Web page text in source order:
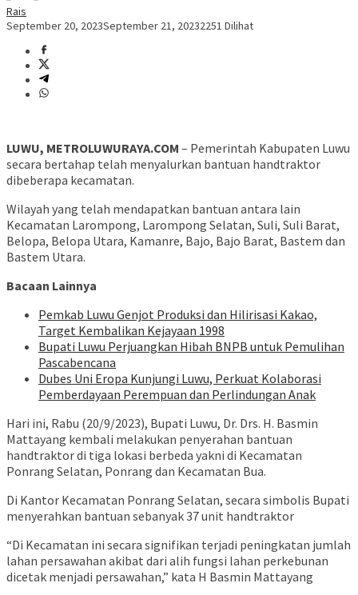
Rais
September 20, 2023September 21, 20232251 Dilihat
LUWU, METROLUWURAYA.COM – Pemerintah Kabupaten Luwu
secara bertahap telah menyalurkan bantuan handtraktor
dibeberapa kecamatan.
Wilayah yang telah mendapatkan bantuan antara lain
Kecamatan Larompong, Larompong Selatan, Suli, Suli Barat,
Belopa, Belopa Utara, Kamanre, Bajo, Bajo Barat, Bastem dan
Bastem Utara.
Bacaan Lainnya
Pemkab Luwu Genjot Produksi dan Hilirisasi Kakao,
Target Kembalikan Kejayaan 1998
Bupati Luwu Perjuangkan Hibah BNPB untuk Pemulihan
Pascabencana
Dubes Uni Eropa Kunjungi Luwu, Perkuat Kolaborasi
Pemberdayaan Perempuan dan Perlindungan Anak
Hari ini, Rabu (20/9/2023), Bupati Luwu, Dr. Drs. H. Basmin
Mattayang kembali melakukan penyerahan bantuan
handtraktor di tiga lokasi berbeda yakni di Kecamatan
Ponrang Selatan, Ponrang dan Kecamatan Bua.
Di Kantor Kecamatan Ponrang Selatan, secara simbolis Bupati
menyerahkan bantuan sebanyak 37 unit handtraktor
“Di Kecamatan ini secara signifikan terjadi peningkatan jumlah
lahan persawahan akibat dari alih fungsi lahan perkebunan
dicetak menjadi persawahan,” kata H Basmin Mattayang